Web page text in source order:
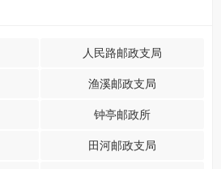
人民路邮政支局
渔溪邮政支局
钟亭邮政所
田河邮政支局